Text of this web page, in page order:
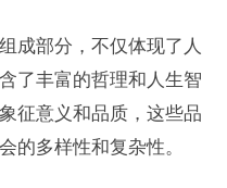
成部分，不仅体现了人
了丰富的哲理和人生智
征意义和品质，这些品
的多样性和复杂性。